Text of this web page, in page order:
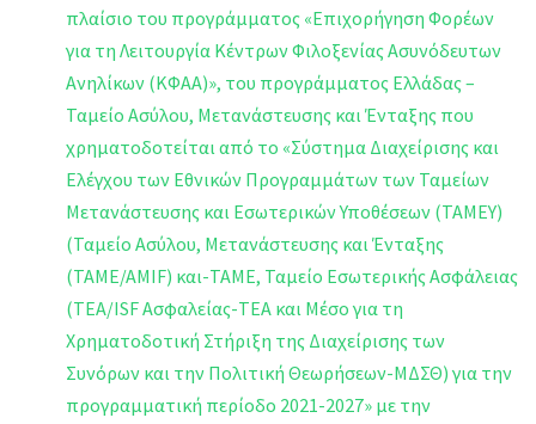
πλαίσιο του προγράμματος «Επιχορήγηση Φορέων
για τη Λειτουργία Κέντρων Φιλοξενίας Ασυνόδευτων
Ανηλίκων (ΚΦΑΑ)», του προγράμματος Ελλάδας –
Ταμείο Ασύλου, Μετανάστευσης και Ένταξης που
χρηματοδοτείται από το «Σύστημα Διαχείρισης και
Ελέγχου των Εθνικών Προγραμμάτων των Ταμείων
Μετανάστευσης και Εσωτερικών Υποθέσεων (ΤΑΜΕΥ)
(Ταμείο Ασύλου, Μετανάστευσης και Ένταξης
(TAME/AMIF) και-ΤΑΜΕ, Ταμείο Εσωτερικής Ασφάλειας
(TEA/ISF Ασφαλείας-ΤΕΑ και Μέσο για τη
Χρηματοδοτική Στήριξη της Διαχείρισης των
Συνόρων και την Πολιτική Θεωρήσεων-ΜΔΣΘ) για την
προγραμματική περίοδο 2021-2027» με την